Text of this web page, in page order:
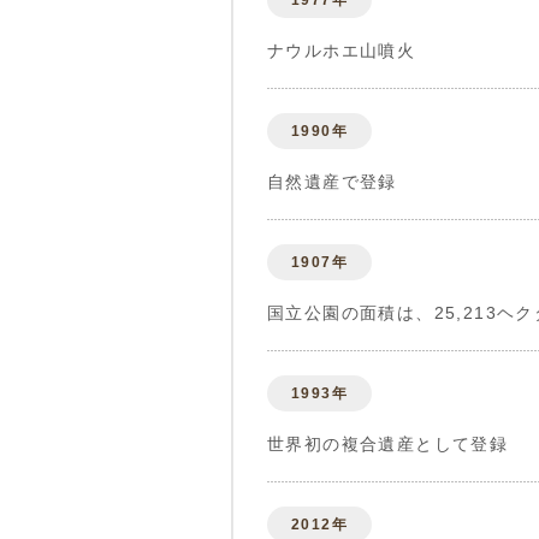
ナウルホエ山噴火
1990年
自然遺産で登録
1907年
国立公園の面積は、25,213ヘク
1993年
世界初の複合遺産として登録
2012年